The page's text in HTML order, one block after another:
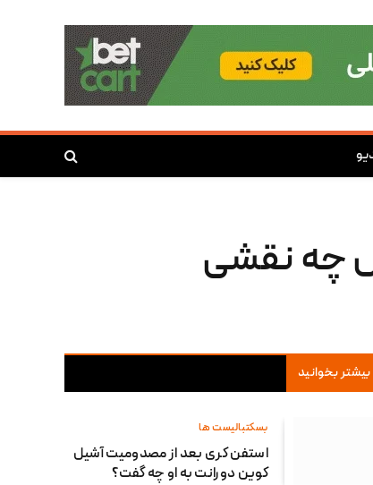
چه نقشی
بیشتر بخوانید
بسکتبالیست ها
استفن کری بعد از مصدومیت آشیل
کوین دورانت به او چه گفت؟